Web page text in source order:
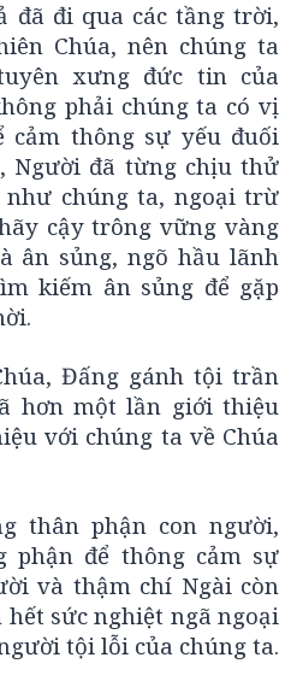
đã đi qua các tầng trời,
Chúa, nên chúng ta
xưng đức tin của
phải chúng ta có vị
cảm thông sự yếu đuối
Người đã từng chịu thử
như chúng ta, ngoại trừ
cậy trông vững vàng
ân sủng, ngõ hầu lãnh
kiếm ân sủng để gặp
Đấng gánh tội trần
hơn một lần giới thiệu
với chúng ta về Chúa
thân phận con người,
phận để thông cảm sự
và thậm chí Ngài còn
sức nghiệt ngã ngoại
tội lỗi của chúng ta.